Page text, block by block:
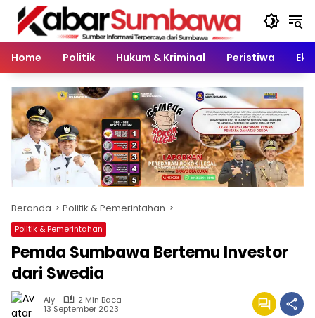
Langsung
konten
Home
Politik Hukum & Kriminal Peristiwa
Beranda Politik & Pemerintahan
Politik & Pemerintahan
Pemda Sumbawa Bertemu Investor
dari Swedia
Aly
2 Min Baca
13 September 2023